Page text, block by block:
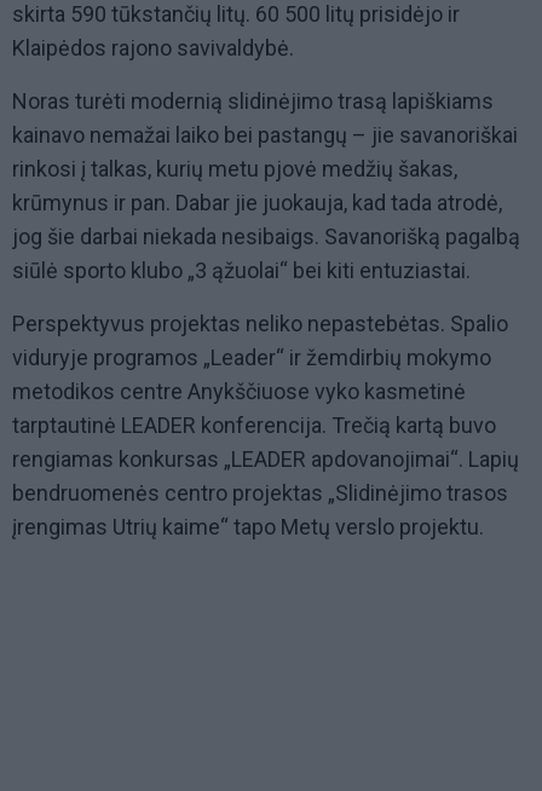
skirta 590 tūkstančių litų. 60 500 litų prisidėjo ir
Klaipėdos rajono savivaldybė.
Noras turėti modernią slidinėjimo trasą lapiškiams
kainavo nemažai laiko bei pastangų – jie savanoriškai
rinkosi į talkas, kurių metu pjovė medžių šakas,
krūmynus ir pan. Dabar jie juokauja, kad tada atrodė,
jog šie darbai niekada nesibaigs. Savanorišką pagalbą
siūlė sporto klubo „3 ąžuolai“ bei kiti entuziastai.
Perspektyvus projektas neliko nepastebėtas. Spalio
viduryje programos „Leader“ ir žemdirbių mokymo
metodikos centre Anykščiuose vyko kasmetinė
tarptautinė LEADER konferencija. Trečią kartą buvo
rengiamas konkursas „LEADER apdovanojimai“. Lapių
bendruomenės centro projektas „Slidinėjimo trasos
įrengimas Utrių kaime“ tapo Metų verslo projektu.